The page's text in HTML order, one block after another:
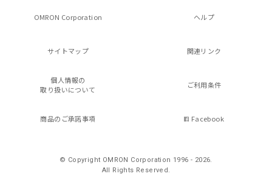
OMRON Corporation ヘルプ
サイトマップ 関連リンク
個人情報の
取り扱いについて
ご利用条件
商品のご承諾事項 Facebook
© Copyright OMRON Corporation 1996 - 2026.
All Rights Reserved.